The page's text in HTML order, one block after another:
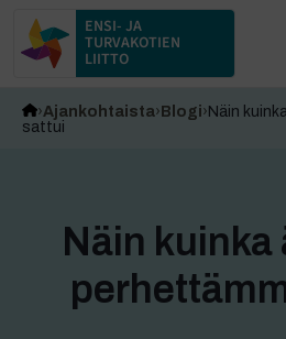
ENSI- JA
TURVAKOTIEN
LIITTO
Ajankohtaista Blogi Näin
sattui
Näin